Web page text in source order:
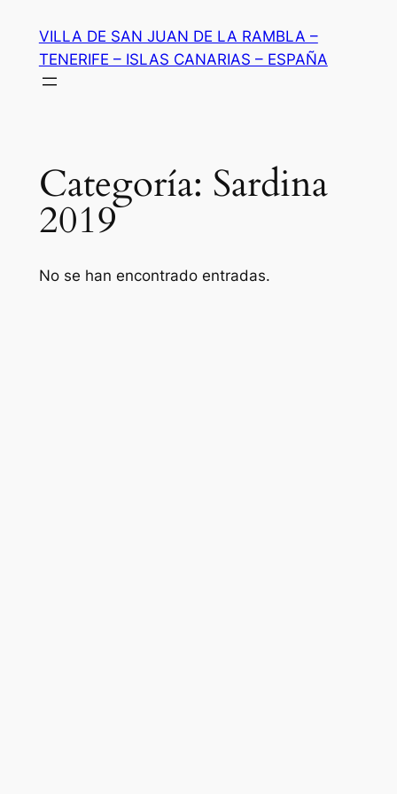
contenido
VILLA DE SAN JUAN DE LA RAMBLA –
TENERIFE – ISLAS CANARIAS – ESPAÑA
Categoría: Sardina
2019
No se han encontrado entradas.